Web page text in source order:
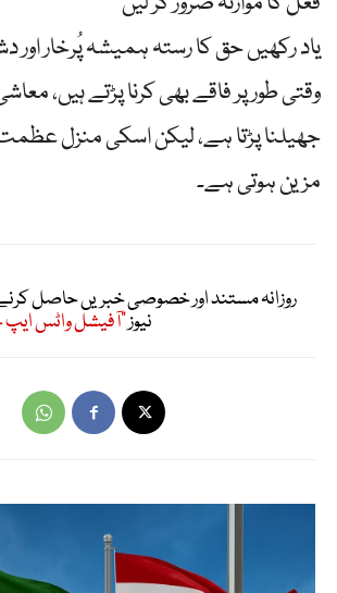
یاد رکھیں حق کا رستہ ہمیشہ پُرخار اور
وقتی طور پر فاقے بھی کرنا پڑتے ہیں،
جھیلنا پڑتا ہے، لیکن اسکی منزل
مزین ہوتی ہے۔
روزانہ مستند اور خصوصی خبریں حاصل
نیوز"آفیشل واٹس